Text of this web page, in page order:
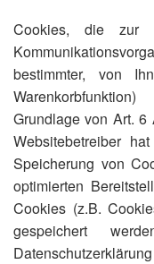
Cookies, die zur
bestimmter, von
Grundlage von Art. 6
Websitebetreiber
Speicherung von
optimierten
Cookies (z.B.
gespeichert